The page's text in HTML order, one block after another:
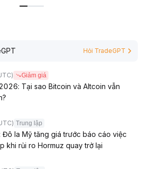
Hỏi TradeGPT
Giảm giá
Tại sao Bitcoin và Altcoin vẫn
Trung lập
Đô la Mỹ tăng giá trước báo cáo việc
khi rủi ro Hormuz quay trở lại